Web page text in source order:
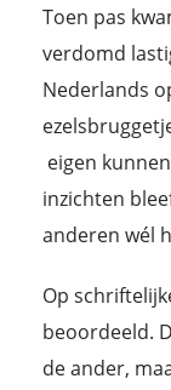
Toen pas
verdomd
Nederlands
eigen
inzichten
anderen wél
Op
beoordeeld.
de ander,